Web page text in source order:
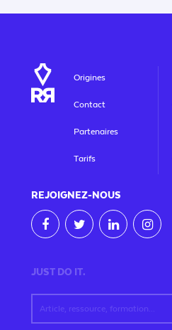
Origines
Contact
Partenaires
Tarifs
REJOIGNEZ-NOUS
JUST DO IT.